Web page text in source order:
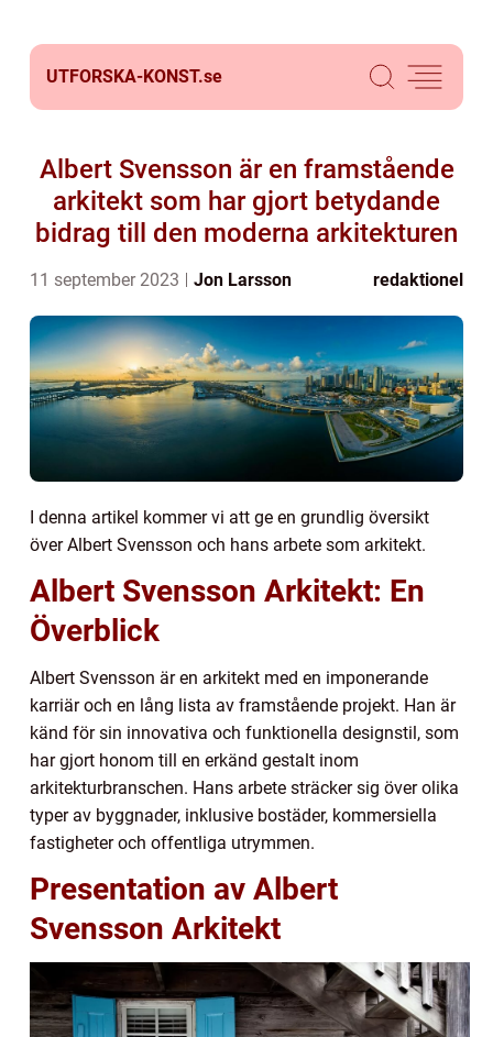
UTFORSKA-KONST.se
Albert Svensson är en framstående
arkitekt som har gjort betydande
bidrag till den moderna arkitekturen
11 september 2023 Jon Larsson redaktionel
I denna artikel kommer vi att ge en grundlig översikt
över Albert Svensson och hans arbete som arkitekt.
Albert Svensson Arkitekt: En
Överblick
Albert Svensson är en arkitekt med en imponerande
karriär och en lång lista av framstående projekt. Han är
känd för sin innovativa och funktionella designstil, som
har gjort honom till en erkänd gestalt inom
arkitekturbranschen. Hans arbete sträcker sig över olika
typer av byggnader, inklusive bostäder, kommersiella
fastigheter och offentliga utrymmen.
Presentation av Albert
Svensson Arkitekt